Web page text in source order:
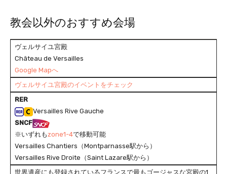
教会以外のおすすめ会場
ヴェルサイユ宮殿
Château de Versailles
Google Mapへ
ヴェルサイユ宮殿のイベントをチェック
RER
Versailles Rive Gauche
SNCF
※いずれもzone1-4で移動可能
Versailles Chantiers（Montparnasse駅から）
Versailles Rive Droite（Saint Lazare駅から）
世界遺産にも登録されているフランスで最もゴージャスな宮殿の1